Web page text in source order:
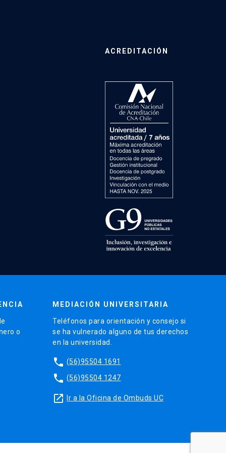
ACREDITACIÓN
o
MEDIACIÓN UNIVERSITARIA
Teléfonos para orientación y consejo si
se ha vulnerado alguno de tus derechos
en la universidad.
phone (56)95504 1691
phone (56)95504 1247
launch Ir a la Oficina de Ombuds UC